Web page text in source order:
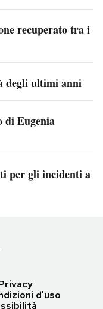
recuperato tra i
degli ultimi anni
di Eugenia
per gli incidenti a
d'uso